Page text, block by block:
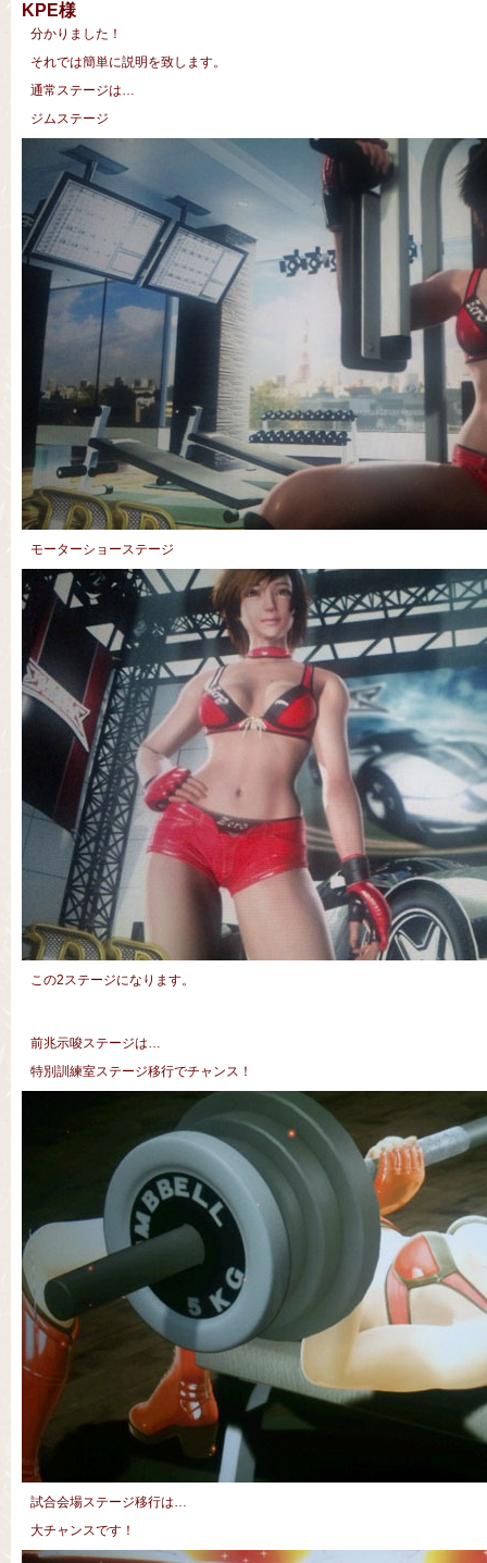
KPE様
分かりました！
それでは簡単に説明を致します。
通常ステージは…
ジムステージ
モーターショーステージ
この2ステージになります。
前兆示唆ステージは…
特別訓練室ステージ移行でチャンス！
試合会場ステージ移行は…
大チャンスです！